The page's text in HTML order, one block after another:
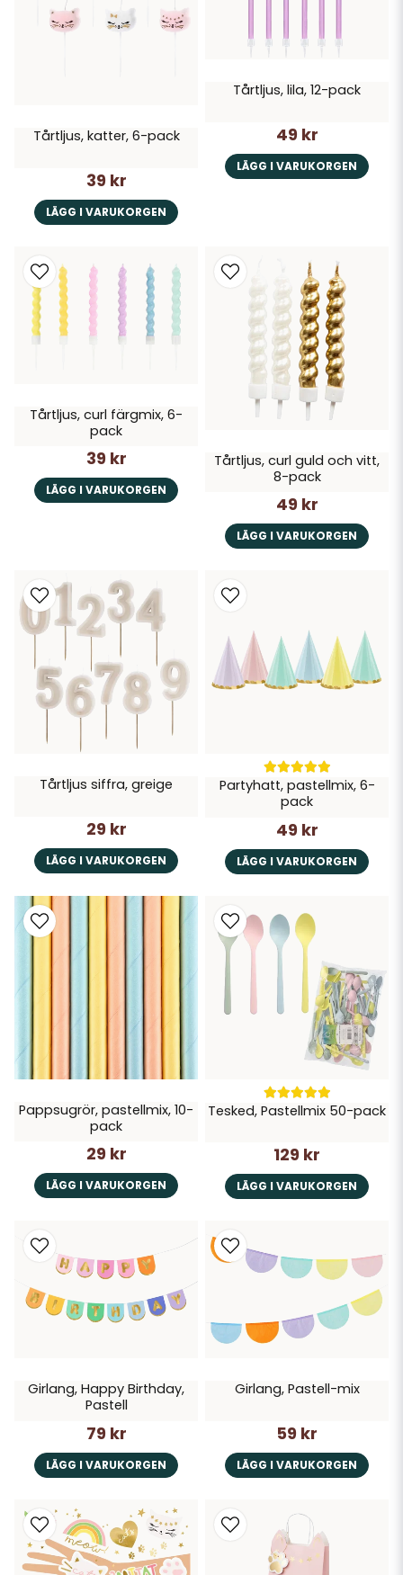
Tårtljus, katter, 6-pack
39 kr
LÄGG I VARUKORGEN
Tårtljus, lila, 12-pack
49 kr
LÄGG I VARUKORGEN
Tårtljus, curl färgmix, 6-
pack
39 kr
LÄGG I VARUKORGEN
Tårtljus, curl guld och vitt,
8-pack
49 kr
LÄGG I VARUKORGEN
Tårtljus siffra, greige
29 kr
LÄGG I VARUKORGEN
Partyhatt, pastellmix, 6-
pack
49 kr
LÄGG I VARUKORGEN
Pappsugrör, pastellmix, 10-
pack
29 kr
LÄGG I VARUKORGEN
Tesked, Pastellmix 50-pack
129 kr
LÄGG I VARUKORGEN
Girlang, Happy Birthday,
Pastell
79 kr
LÄGG I VARUKORGEN
Girlang, Pastell-mix
59 kr
LÄGG I VARUKORGEN